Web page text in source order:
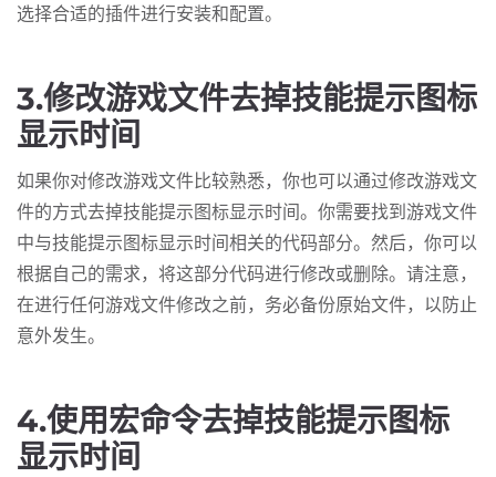
选择合适的插件进行安装和配置。
3.修改游戏文件去掉技能提示图标
显示时间
如果你对修改游戏文件比较熟悉，你也可以通过修改游戏文
件的方式去掉技能提示图标显示时间。你需要找到游戏文件
中与技能提示图标显示时间相关的代码部分。然后，你可以
根据自己的需求，将这部分代码进行修改或删除。请注意，
在进行任何游戏文件修改之前，务必备份原始文件，以防止
意外发生。
4.使用宏命令去掉技能提示图标
显示时间